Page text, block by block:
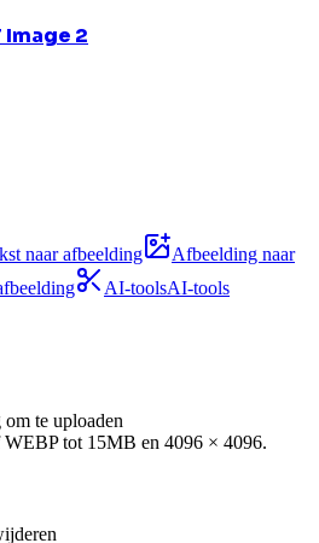
Image 2
naar afbeelding
Afbeelding naar
AI-toolsAI-tools
te uploaden
tot 15MB en 4096 × 4096.